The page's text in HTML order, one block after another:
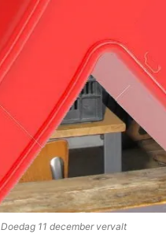
Doedag 11 december vervalt